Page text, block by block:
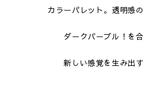
カラーパレット。透明感
ダークパープル！を
新しい感覚を生み出